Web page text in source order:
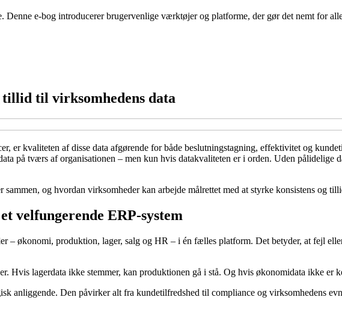
Denne e-bog introducerer brugervenlige værktøjer og platforme, der gør det nemt for
til virksomhedens data
er kvaliteten af disse data afgørende for både beslutningstagning, effektivitet og
på tværs af organisationen – men kun hvis datakvaliteten er i orden. Uden pålidelige
og hvordan virksomheder kan arbejde målrettet med at styrke konsistens og
velfungerende ERP-system
– økonomi, produktion, lager, salg og HR – i én fælles platform. Det betyder, at fejl
Hvis lagerdata ikke stemmer, kan produktionen gå i stå. Og hvis økonomidata ikke er
anliggende. Den påvirker alt fra kundetilfredshed til compliance og virksomhedens